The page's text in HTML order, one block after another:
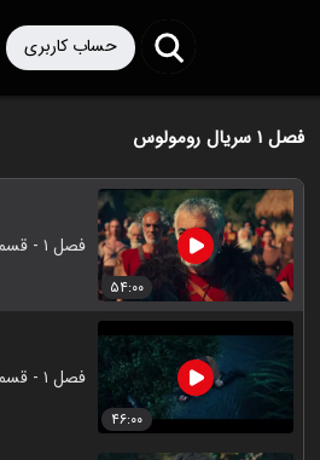
حساب کاربری
فصل ۱ سریال رومولوس
۵۴:۰۰
فصل ۱ - قسمت ۱ - شما
۴۶:۰۰
فصل ۱ - قسمت ۲ - حکومت کردن